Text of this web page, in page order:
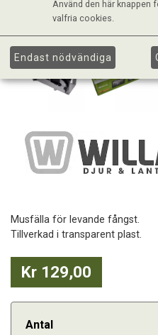
Musfälla för levande fångst.
Tillverkad i transparent plast.
Kr 129,00
Antal
Använd den här knappen
valfria cookies.
Endast nödvändiga